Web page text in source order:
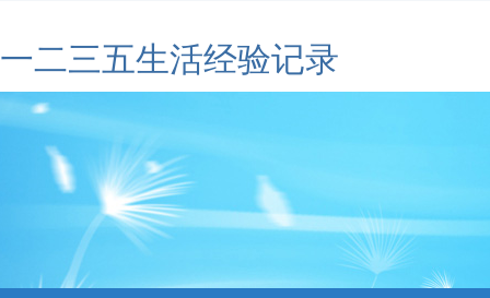
一二三五生活经验记录